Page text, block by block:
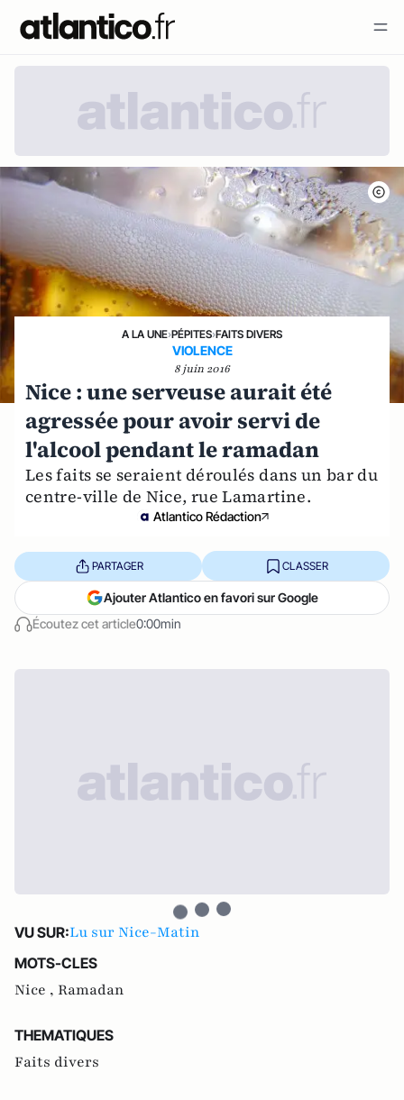
A LA UNE›PÉPITES›FAITS DIVERS
VIOLENCE
8 juin 2016
Nice : une serveuse aurait été
agressée pour avoir servi de
l'alcool pendant le ramadan
Les faits se seraient déroulés dans un bar du
centre-ville de Nice, rue Lamartine.
Atlantico Rédaction
Écoutez cet article0:00min
PARTAGER CLASSER
Ajouter Atlantico en favori sur Google
VU SUR:Lu sur Nice-Matin
MOTS-CLES
Nice , Ramadan
THEMATIQUES
Faits divers